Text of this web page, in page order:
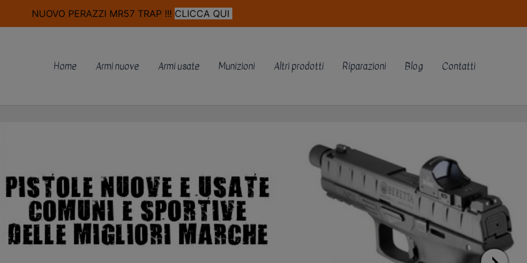
NUOVO PERAZZI MR57 TRAP !!! CLICCA QUI
Home Armi nuove Armi usate Munizioni Altri prodotti Riparazioni Blog Contatti